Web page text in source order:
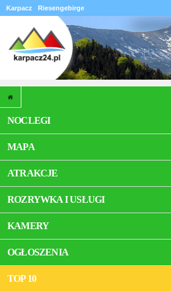
Karpacz Riesengebirge
NOCLEGI
MAPA
ATRAKCJE
ROZRYWKA I USŁUGI
KAMERY
OGŁOSZENIA
TOP 10